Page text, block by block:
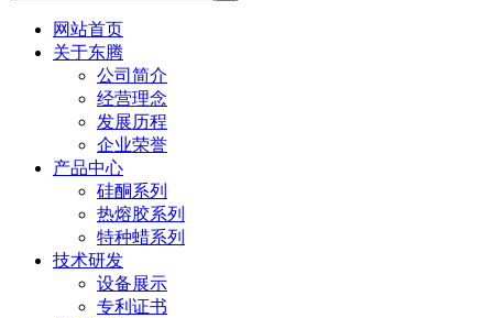
网站首页
关于东腾
公司简介
经营理念
发展历程
企业荣誉
产品中心
硅酮系列
热熔胶系列
特种蜡系列
技术研发
设备展示
专利证书